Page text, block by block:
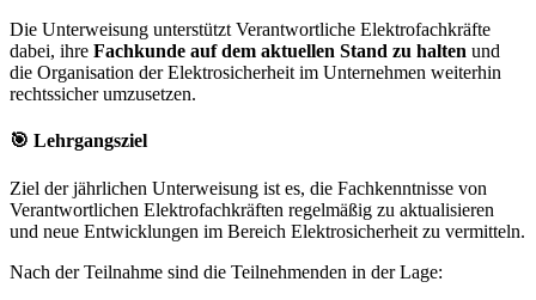
Die Unterweisung unterstützt Verantwortliche Elektrofachkräfte
dabei, ihre Fachkunde auf dem aktuellen Stand zu halten und
die Organisation der Elektrosicherheit im Unternehmen weiterhin
rechtssicher umzusetzen.
🎯 Lehrgangsziel
Ziel der jährlichen Unterweisung ist es, die Fachkenntnisse von
Verantwortlichen Elektrofachkräften regelmäßig zu aktualisieren
und neue Entwicklungen im Bereich Elektrosicherheit zu vermitteln.
Nach der Teilnahme sind die Teilnehmenden in der Lage: